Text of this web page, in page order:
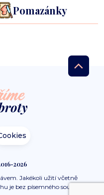
Pomazánky
2026
Jakékoli užití včetně
je bez písemného souhlasu